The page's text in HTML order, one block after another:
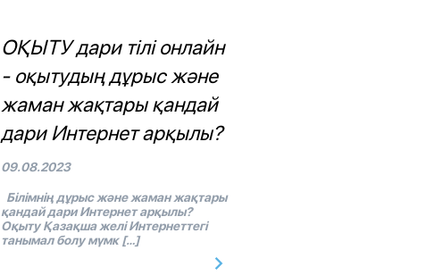
ОҚЫТУ дари тілі онлайн
- оқытудың дұрыс және
жаман жақтары қандай
дари Интернет арқылы?
09.08.2023
Білімнің дұрыс және жаман жақтары
қандай дари Интернет арқылы?
Оқыту Қазақша желі Интернеттегі
танымал болу мүмк […]